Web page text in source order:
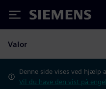
Siemens
Valor
Denne side vises ved hjælp
Vil du have den vist på